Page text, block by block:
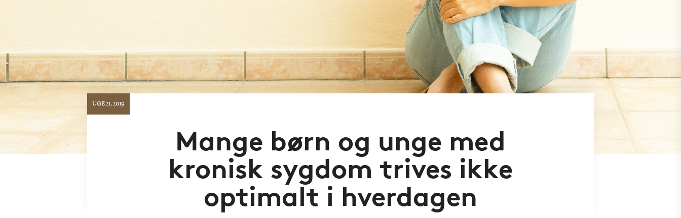
UGE 21, 2019
Mange børn og unge med
kronisk sygdom trives ikke
optimalt i hverdagen